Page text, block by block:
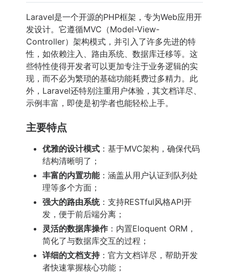
Laravel是一个开源的PHP框架，专为Web应用开
发设计。它遵循MVC（Model-View-
Controller）架构模式，并引入了许多先进的特
性，如依赖注入、路由系统、数据库迁移等。这
些特性使得开发者可以更加专注于业务逻辑的实
现，而不必为繁琐的基础功能耗费过多精力。此
外，Laravel还特别注重用户体验，其文档详尽、
示例丰富，即使是初学者也能轻松上手。
主要特点
优雅的设计模式 ：基于MVC架构，确保代码
结构清晰明了；
丰富的内置功能：涵盖从用户认证到队列处
理等多个方面；
强大的路由系统：支持RESTful风格API开
发，便于前后端分离；
灵活的数据库操作 ：内置Eloquent ORM，
简化了与数据库交互的过程；
详细的文档支持：官方文档详尽，帮助开发
者快速掌握核心功能；